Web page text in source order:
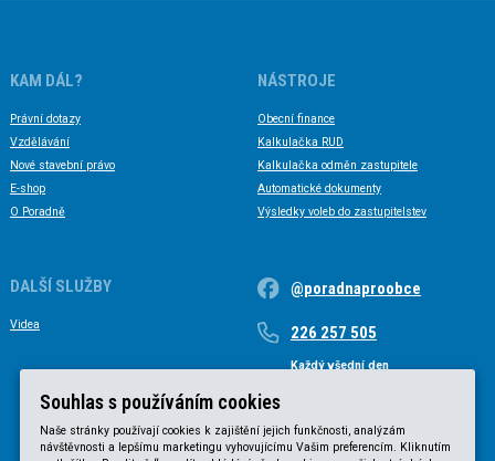
KAM DÁL?
Právní dotazy
Vzdělávání
Nové stavební právo
E-shop
O Poradně
NÁSTROJE
Obecní finance
Kalkulačka RUD
Kalkulačka odměn zastupitele
Automatické dokumenty
Výsledky voleb do zastupitelstev
DALŠÍ SLUŽBY
Videa
@poradnaproobce
226 257 505
Každý všední den
Souhlas s používáním cookies
Naše stránky používají cookies k zajištění jejich funkčnosti, analýzám
návštěvnosti a lepšímu marketingu vyhovujícímu Vašim preferencím. Kliknutím